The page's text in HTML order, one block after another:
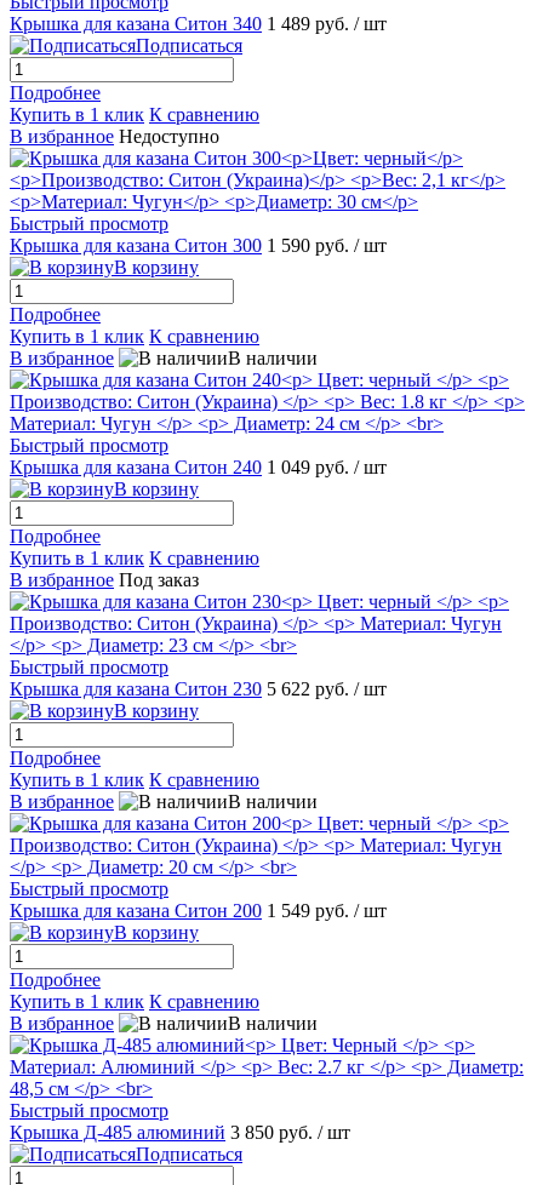
Крышка для казана Ситон 340 1 489 руб. / шт
Подписаться
Подробнее
Купить в 1 клик К сравнению
В избранное Недоступно
Быстрый просмотр
Крышка для казана Ситон 300 1 590 руб. / шт
В корзину
Подробнее
Купить в 1 клик К сравнению
В избранное
В наличии
Быстрый просмотр
Крышка для казана Ситон 240 1 049 руб. / шт
В корзину
Подробнее
Купить в 1 клик К сравнению
В избранное Под заказ
Быстрый просмотр
Крышка для казана Ситон 230 5 622 руб. / шт
В корзину
Подробнее
Купить в 1 клик К сравнению
В избранное
В наличии
Быстрый просмотр
Крышка для казана Ситон 200 1 549 руб. / шт
В корзину
Подробнее
Купить в 1 клик К сравнению
В избранное
В наличии
Быстрый просмотр
Крышка Д-485 алюминий 3 850 руб. / шт
Подписаться